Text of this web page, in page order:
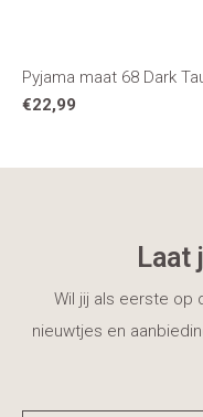
Pyjama maat 68 Dark
€22,99
Laat
Wil jij als eerste op
nieuwtjes en